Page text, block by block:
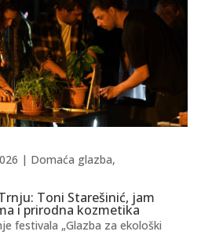
Toni Starešinić, jam
i prirodna kozmetika
| Domaća glazba,
festivala „Glazba za ekološki